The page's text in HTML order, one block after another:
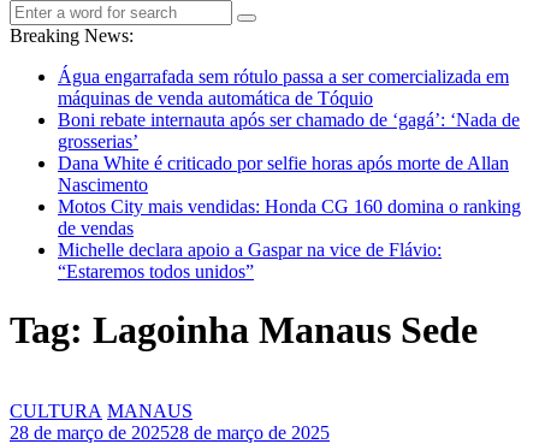
Breaking News:
Água engarrafada sem rótulo passa a ser comercializada em
máquinas de venda automática de Tóquio
Boni rebate internauta após ser chamado de ‘gagá’: ‘Nada de
grosserias’
Dana White é criticado por selfie horas após morte de Allan
Nascimento
Motos City mais vendidas: Honda CG 160 domina o ranking
de vendas
Michelle declara apoio a Gaspar na vice de Flávio:
“Estaremos todos unidos”
Tag: Lagoinha Manaus Sede
CULTURA MANAUS
28 de março de 202528 de março de 2025